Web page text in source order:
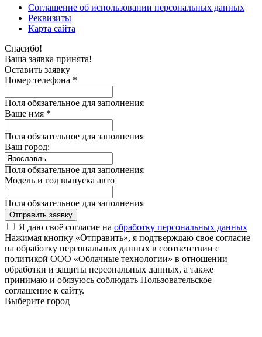
Соглашение об использовании персональных данных
Реквизиты
Карта сайта
Спасибо!
Ваша заявка принята!
Оставить заявку
Номер телефона *
Поля обязательное для заполнения
Ваше имя *
Поля обязательное для заполнения
Ваш город:
Поля обязательное для заполнения
Модель и год выпуска авто
Поля обязательное для заполнения
Отправить заявку
Я даю своё согласие на обработку персональных данных
Нажимая кнопку «Отправить», я подтверждаю свое согласие
на обработку персональных данных в соответствии с
политикой ООО «Облачные технологии» в отношении
обработки и защиты персональных данных, а также
принимаю и обязуюсь соблюдать Пользовательское
соглашение к сайту.
Выберите город